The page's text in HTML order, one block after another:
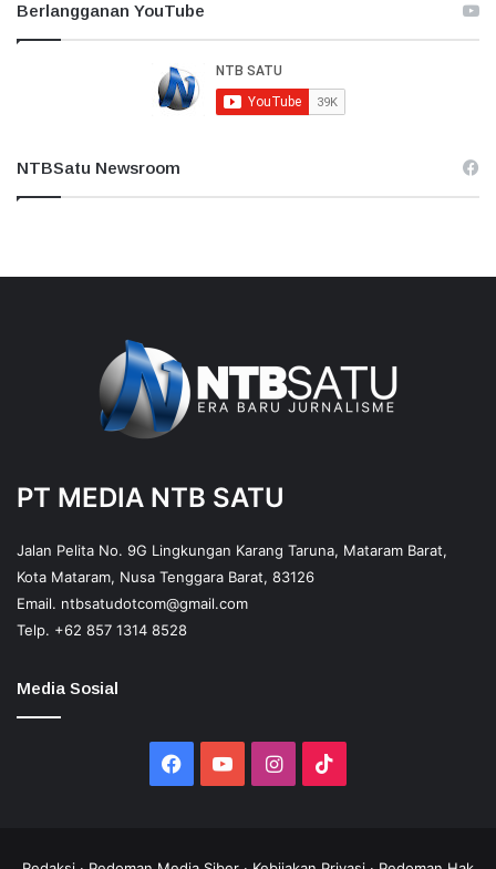
Berlangganan YouTube
NTBSatu Newsroom
PT MEDIA NTB SATU
Jalan Pelita No. 9G Lingkungan Karang Taruna, Mataram Barat,
Kota Mataram, Nusa Tenggara Barat, 83126
Email. ntbsatudotcom@gmail.com
Telp. +62 857 1314 8528
Media Sosial
Facebook
YouTubeInstagram